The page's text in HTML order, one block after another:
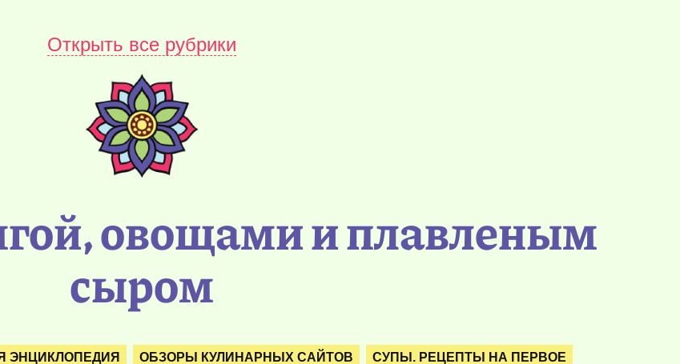
Открыть все рубрики
овощами и плавленым
сыром
ЭНЦИКЛОПЕДИЯ ОБЗОРЫ КУЛИНАРНЫХ САЙТОВ СУПЫ. РЕЦЕПТЫ НА ПЕРВОЕ